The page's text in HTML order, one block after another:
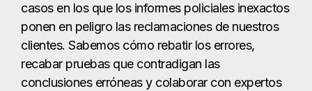
casos en los que los informes policiales inexactos
ponen en peligro las reclamaciones de nuestros
clientes. Sabemos cómo rebatir los errores,
recabar pruebas que contradigan las
conclusiones erróneas y colaborar con expertos